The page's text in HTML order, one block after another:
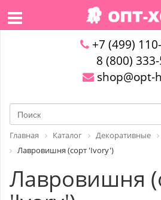
+7 (499)
8 (800)
shop@opt-
Главная Каталог Декоративные
Лавровишня (сорт 'Ivory')
Лавровишня